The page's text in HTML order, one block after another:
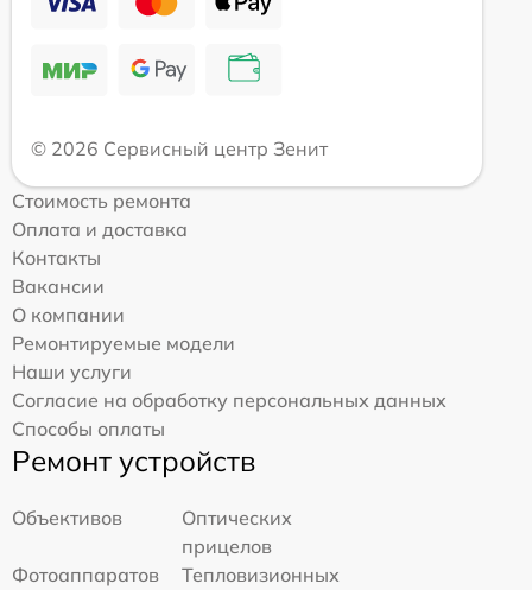
© 2026 Сервисный центр Зенит
Стоимость ремонта
Оплата и доставка
Контакты
Вакансии
О компании
Ремонтируемые модели
Наши услуги
Согласие на обработку персональных данных
Способы оплаты
Ремонт устройств
Объективов
Оптических
прицелов
Фотоаппаратов
Тепловизионных